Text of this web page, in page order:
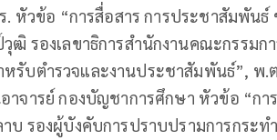
. หัวข้อ “การสื่อสาร การประชาสัมพัน
ฒิ รองเลขาธิการสำนักงานคณะกรรม
ำหรับตำรวจและงานประชาสัมพันธ์”,
าจารย์ กองบัญชาการศึกษา หัวข้อ “ก
บ รองผู้บังคับการปราบปรามการกระ